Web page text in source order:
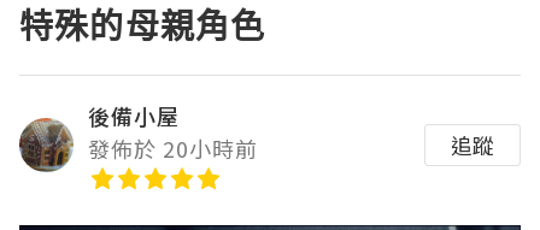
特殊的母親角色
後備小屋
發佈於 20小時前
追蹤